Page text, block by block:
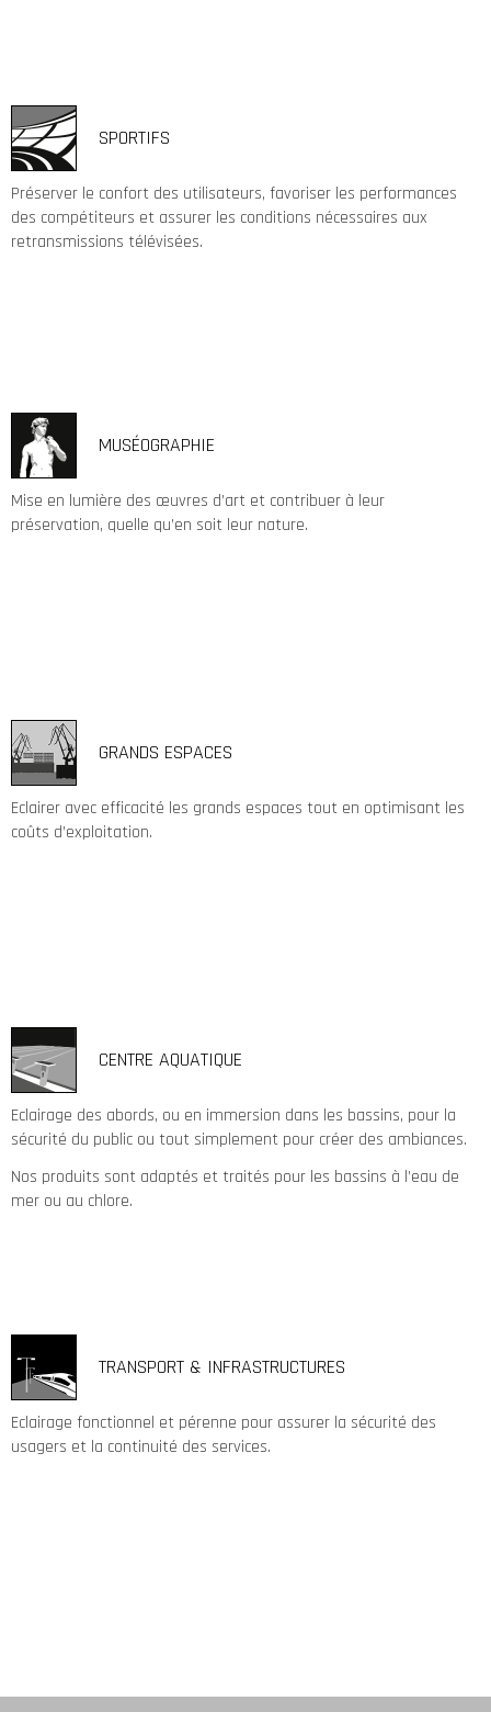
SPORTIFS
Préserver le confort des utilisateurs, favoriser les performances
des compétiteurs et assurer les conditions nécessaires aux
retransmissions télévisées.
MUSÉOGRAPHIE
Mise en lumière des œuvres d’art et contribuer à leur
préservation, quelle qu’en soit leur nature.
GRANDS ESPACES
Eclairer avec efficacité les grands espaces tout en optimisant les
coûts d’exploitation.
CENTRE AQUATIQUE
Eclairage des abords, ou en immersion dans les bassins, pour la
sécurité du public ou tout simplement pour créer des ambiances.
Nos produits sont adaptés et traités pour les bassins à l’eau de
mer ou au chlore.
TRANSPORT & INFRASTRUCTURES
Eclairage fonctionnel et pérenne pour assurer la sécurité des
usagers et la continuité des services.